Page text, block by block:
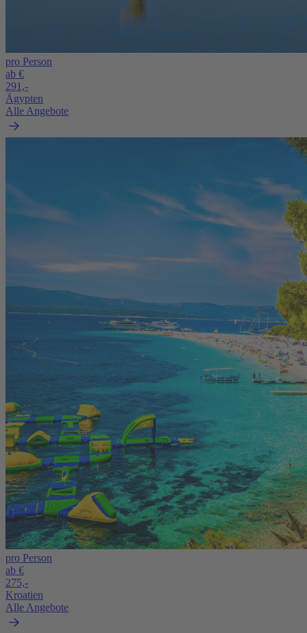
pro Person
ab €
291,-
Ägypten
Alle Angebote
pro Person
ab €
275,-
Kroatien
Alle Angebote